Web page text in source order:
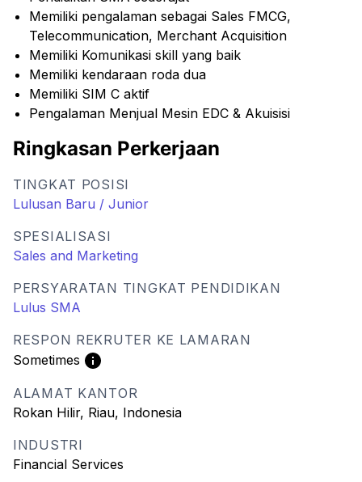
Memiliki pengalaman sebagai Sales FMCG,
Telecommunication, Merchant Acquisition
Memiliki Komunikasi skill yang baik
Memiliki kendaraan roda dua
Memiliki SIM C aktif
Pengalaman Menjual Mesin EDC & Akuisisi
Ringkasan Perkerjaan
TINGKAT POSISI
Lulusan Baru / Junior
SPESIALISASI
Sales and Marketing
PERSYARATAN TINGKAT PENDIDIKAN
Lulus SMA
RESPON REKRUTER KE LAMARAN
Sometimes
ALAMAT KANTOR
Rokan Hilir, Riau, Indonesia
INDUSTRI
Financial Services